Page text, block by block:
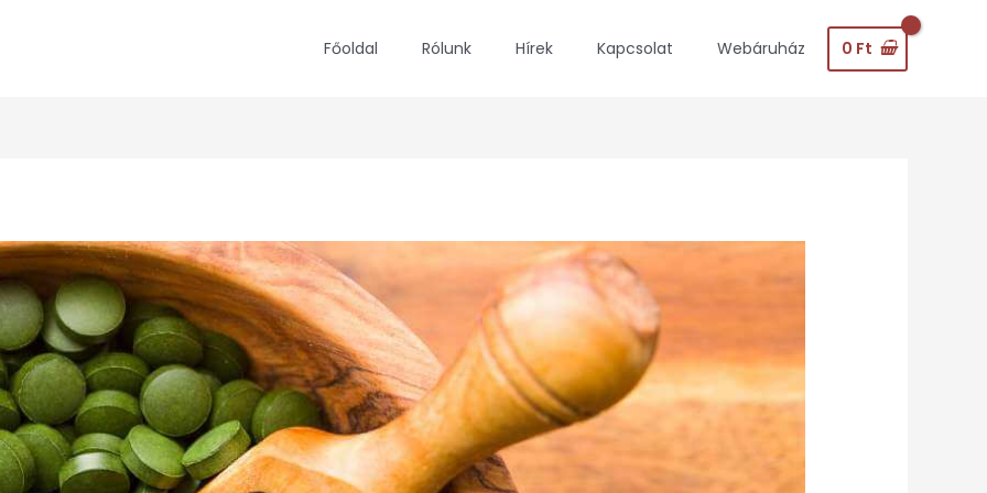
Főoldal Rólunk Hírek Kapcsolat Webáruház 0 Ft